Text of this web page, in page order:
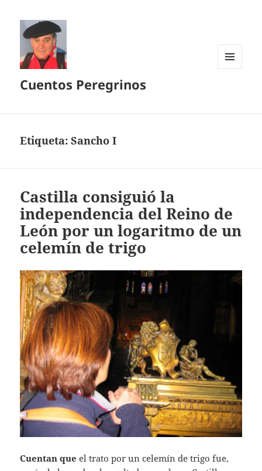
Cuentos Peregrinos
Etiqueta:Sancho I
Castilla consiguió la
independencia del Reino de
León por un logaritmo de un
celemín de trigo
Cuentan que el trato por un celemín de trigo fue,